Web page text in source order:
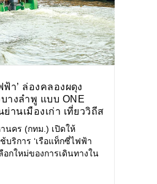
ฟ้า’ ล่องคลองผดุง
างลำพู แบบ ONE
ย่านเมืองเก่า เที่ยววิถีส
บรักษ์โลก
นคร (กทม.) เปิดให้
ริการ ‘เรือแท็กซี่ไฟฟ้า
อกใหม่ของการเดินทางใน
เคชัน MuvMi (มูฟมี)